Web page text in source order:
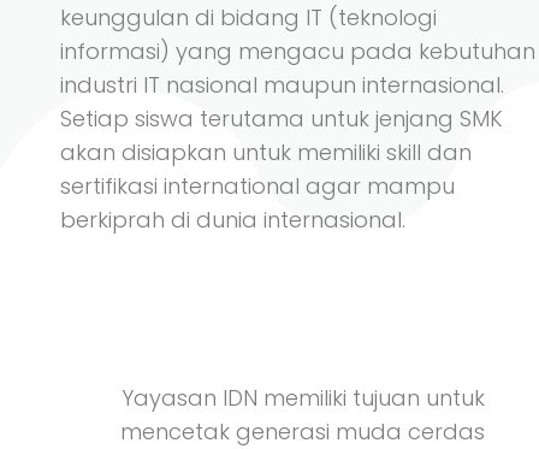
keunggulan di bidang IT (teknologi
informasi) yang mengacu pada kebutuhan
industri IT nasional maupun internasional.
Setiap siswa terutama untuk jenjang SMK
akan disiapkan untuk memiliki skill dan
sertifikasi international agar mampu
berkiprah di dunia internasional.
Yayasan IDN memiliki tujuan untuk
mencetak generasi muda cerdas